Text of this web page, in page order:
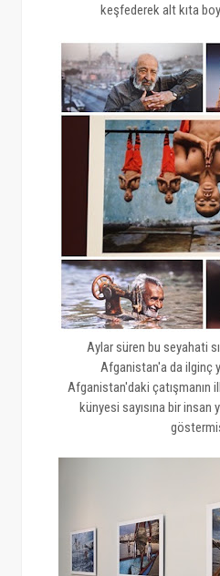
keşfederek alt kıta
Aylar süren bu seyahati
Afganistan'a da ilginç
Afganistan'daki çatışmanın
künyesi sayısına bir insan